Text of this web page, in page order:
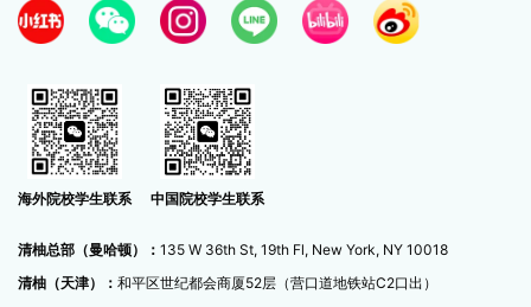
海外院校学生联系 中国院校学生联系
清柚总部（曼哈顿）： 135 W 36th St, 19th Fl, New York, NY 10018
清柚（天津）： 和平区世纪都会商厦52层（营口道地铁站C2口出）